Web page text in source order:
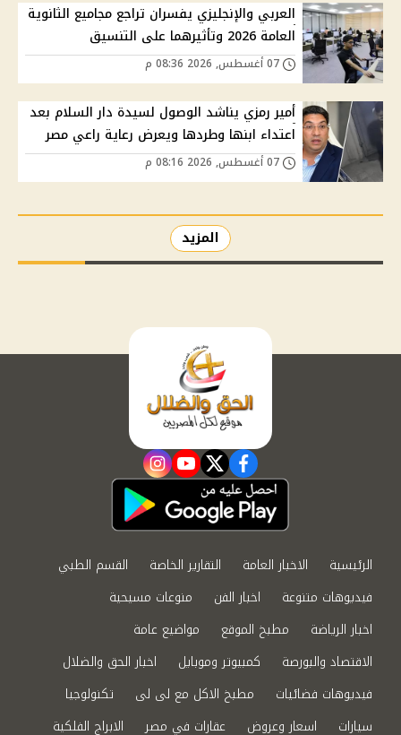
العربي والإنجليزي يفسران تراجع مجاميع الثانوية
العامة 2026 وتأثيرهما على التنسيق
أمير رمزي يناشد الوصول لسيدة دار السلام بعد
اعتداء ابنها وطردها ويعرض رعاية راعي مصر
المزيد
facebook
twitter
youtube
instagram
الرئيسية الاخبار العامة التقارير الخاصة
القسم الطبي
فيديوهات متنوعة
اخبار الفن
منوعات مسيحية
اخبار الرياضة
مطبخ الموقع
مواضيع عامة
الاقتصاد والبورصة
كمبيوتر وموبايل
اخبار الحق والضلال
فيديوهات فضائيات
مطبخ الاكل مع لى لى
تكنولوجيا
سيارات
اسعار وعروض عقارات في مصر الابراج الفلكية